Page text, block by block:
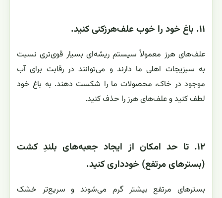
۱۱. باغ خود را خوب علف‌هرزکنی کنید.
علف‌های هرز معمولاً سیستم ریشه‌ای بسیار قوی‌تری نسبت
به سبزیجات اهلی ما دارند و می‌توانند در رقابت برای آب
موجود در خاک، محصولات ما را شکست دهند. به باغ خود
لطف کنید و علف‌های هرز را حذف کنید.
۱۲. تا حد امکان از ایجاد جعبه‌های بلندِ کشت
(بسترهای مرتفع) خودداری کنید.
بسترهای مرتفع بیشتر گرم می‌شوند و سریع‌تر خشک